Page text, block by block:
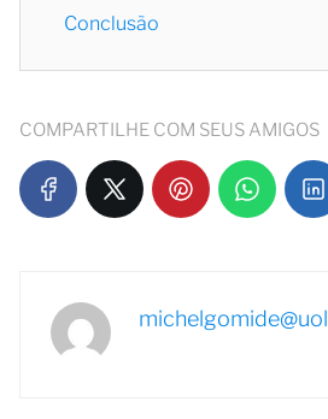
Conclusão
COMPARTILHE COM SEUS AMIGOS